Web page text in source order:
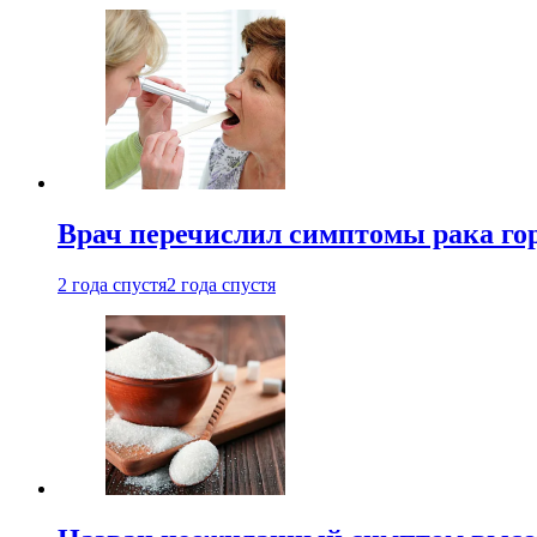
Врач перечислил симптомы рака
2 года спустя2 года спустя